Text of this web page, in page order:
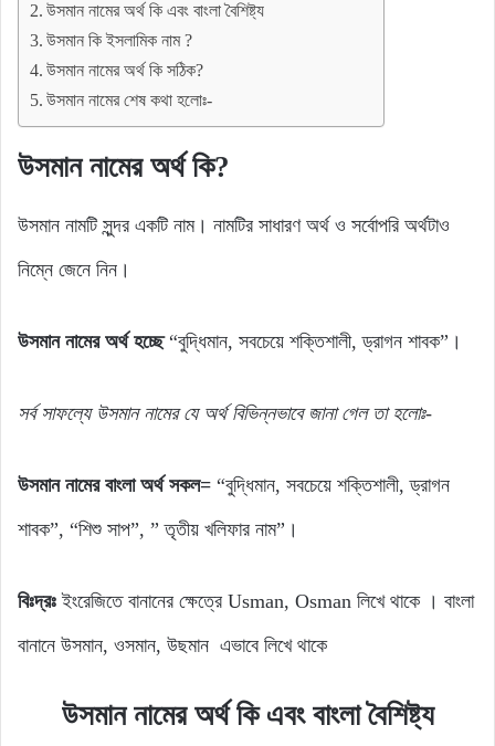
উসমান নামের অর্থ কি এবং বাংলা বৈশিষ্ট্য
উসমান কি ইসলামিক নাম ?
উসমান নামের অর্থ কি সঠিক?
উসমান নামের শেষ কথা হলোঃ-
উসমান নামের অর্থ কি?
উসমান নামটি সুন্দর একটি নাম। নামটির সাধারণ অর্থ ও সর্বোপরি অর্থটাও
নিম্নে জেনে নিন।
উসমান নামের অর্থ হচ্ছে “বুদ্ধিমান, সবচেয়ে শক্তিশালী, ড্রাগন শাবক”।
সর্বসাফল্যে উসমাননামের যে অর্থবিভিন্নভাবে জানা গেলতা হলোঃ-
উসমান নামের বাংলাঅর্থ সকল= “বুদ্ধিমান, সবচেয়ে শক্তিশালী, ড্রাগন
শাবক”, “শিশু সাপ”, ” তৃতীয় খলিফার নাম”।
বিঃদ্রঃ ইংরেজিতে বানানের ক্ষেত্রে Usman, Osman লিখে থাকে । বাংলা
বানানে উসমান, ওসমান, উছমান এভাবে লিখে থাকে
উসমান নামের অর্থ কি এবং বাংলা বৈশিষ্ট্য